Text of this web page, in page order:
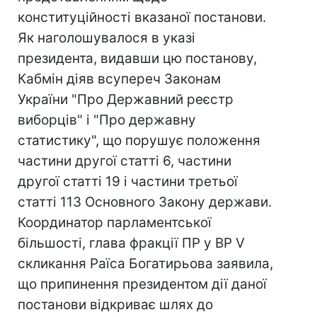
конституційності вказаної постанови.
Як наголошувалося в указі
президента, видавши цю постанову,
Кабмін діяв всупереч Законам
України "Про Державний реєстр
виборців" і "Про державну
статистику", що порушує положення
частини другої статті 6, частини
другої статті 19 і частини третьої
статті 113 Основного Закону держави.
Координатор парламентської
більшості, глава фракції ПР у ВР V
скликання Раїса Богатирьова заявила,
що припинення президентом дії даної
постанови відкриває шлях до